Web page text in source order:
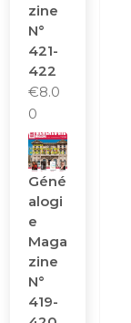
Zine
N°
421-
422
€8.0
0
Géné
Alogi
E
Maga
Zine
N°
419-